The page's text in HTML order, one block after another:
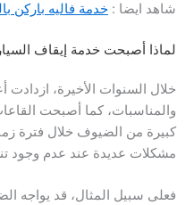
شاهد ايضا : خدمة فاليه باركن
لماذا أصبحت خدمة إيقاف
خلال السنوات الأخيرة،
والمناسبات، كما أصبحت
كبيرة من الضيوف خلال فترة
مشكلات عديدة عند عدم وجود
فعلى سبيل المثال، قد يواجه